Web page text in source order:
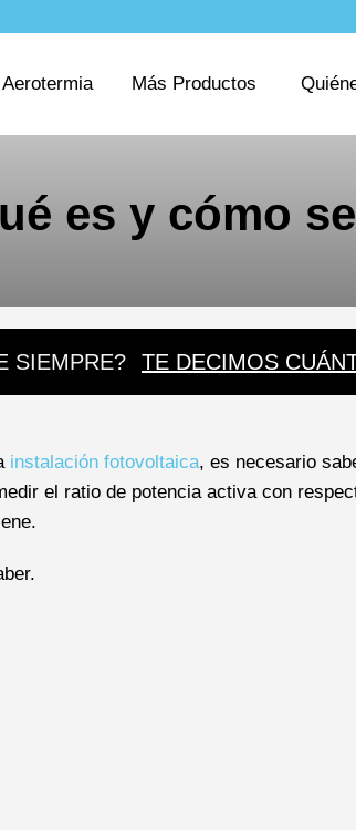
Aerotermia Más Productos
es y cómo
SIEMPRE? TE DECIMOS
instalación fotovoltaica, es necesario
el ratio de potencia activa con